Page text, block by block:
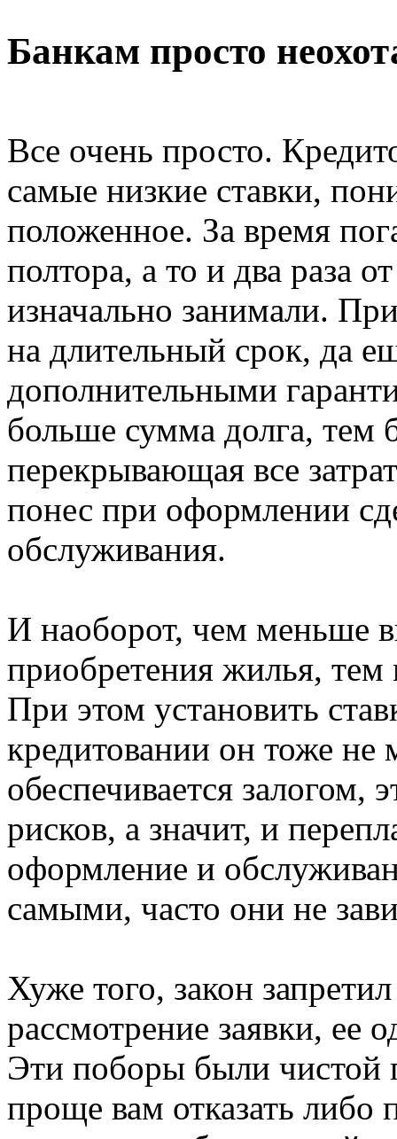
Банкам просто
Все очень просто.
самые низкие ставки,
положенное. За время
полтора, а то и два раза
изначально занимали.
на длительный срок, да
дополнительными
больше сумма долга, тем
перекрывающая все
понес при оформлении
обслуживания.
И наоборот, чем меньше
приобретения жилья, тем
При этом установить
кредитовании он тоже не
обеспечивается залогом,
рисков, а значит, и
оформление и
самыми, часто они не
Хуже того, закон
рассмотрение заявки, ее
Эти поборы были чистой
проще вам отказать